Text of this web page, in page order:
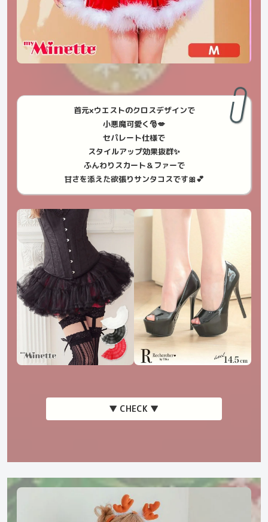
首元×ウエストのクロスデザインで
小悪魔可愛く🎅💋
セパレート仕様で
スタイルアップ効果抜群✨
ふんわりスカート＆ファーで
甘さを添えた欲張りサンタコスです🎀💕
▼ CHECK ▼